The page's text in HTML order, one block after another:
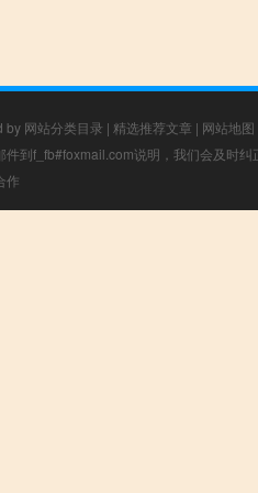
by 网站分类目录 | 精选推荐文章 | 网站地图
到f_fb#foxmail.com说明，我们会及时纠
作